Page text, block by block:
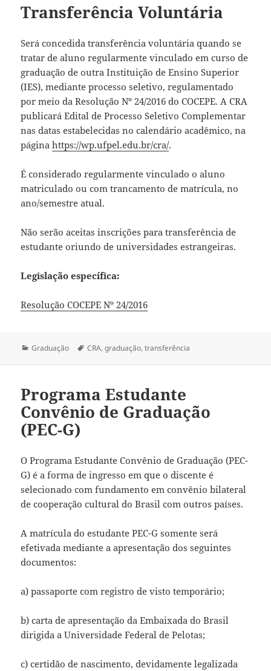
Transferência Voluntária
Será concedida transferência voluntária quando se
tratar de aluno regularmente vinculado em curso de
graduação de outra Instituição de Ensino Superior
(IES), mediante processo seletivo, regulamentado
por meio da Resolução Nº 24/2016 do COCEPE. A CRA
publicará Edital de Processo Seletivo Complementar
nas datas estabelecidas no calendário acadêmico, na
páginahttps://wp.ufpel.edu.br/cra/.
É considerado regularmente vinculado o aluno
matriculado ou com trancamento de matrícula, no
ano/semestre atual.
Não serão aceitas inscrições para transferência de
estudante oriundo de universidades estrangeiras.
Legislação específica:
Resolução COCEPE Nº 24/2016
Categorias
Graduação Tags
CRA,graduação,transferência
Programa Estudante
Convênio de Graduação
(PEC-G)
O Programa Estudante Convênio de Graduação (PEC-
G) é a forma de ingresso em que o discente é
selecionado com fundamento em convênio bilateral
de cooperação cultural do Brasil com outros países.
A matrícula do estudante PEC-G somente será
efetivada mediante a apresentação dos seguintes
documentos:
a) passaporte com registro de visto temporário;
b) carta de apresentação da Embaixada do Brasil
dirigida a Universidade Federal de Pelotas;
c) certidão de nascimento, devidamente legalizada